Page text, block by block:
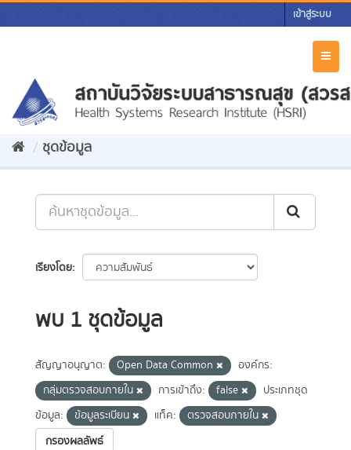
Skip
to
เข้าสู่ระบบ
ชุดข้อมูล
เรียงโดย
พบ 1 ชุดข้อมูล
สัญญาอนุญาต: Open Data Common
องค์กร:
กลุ่มตรวจสอบภายใน
การเข้าถึง: false
ประเภทชุด
ข้อมูล:
ข้อมูลระเบียน แท็ค:
ตรวจสอบภายใน
กรองผลลัพธ์